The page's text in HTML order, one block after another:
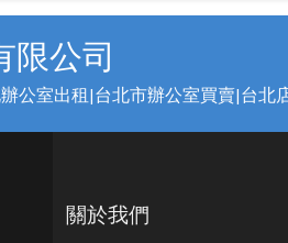
限公司
公室出租|台北市辦公室買賣|台北
關於我們